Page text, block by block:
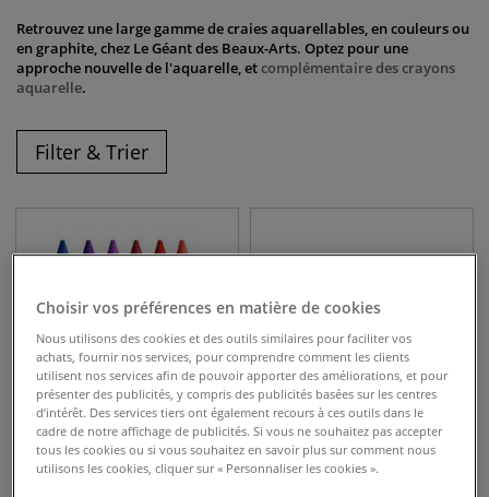
Retrouvez une large gamme de craies aquarellables, en couleurs ou
en graphite, chez Le Géant des Beaux-Arts. Optez pour une
approche nouvelle de l'aquarelle, etcomplémentaire des crayons
aquarelle.
Filter & Trier
86 couleurs
Craie aquarellable à la cire
5 sets
Coffret de craies
Choisir vos préférences en matière de cookies
Nous utilisons des cookies et des outils similaires pour faciliter vos
achats, fournir nos services, pour comprendre comment les clients
utilisent nos services afin de pouvoir apporter des améliorations, et pour
présenter des publicités, y compris des publicités basées sur les centres
d’intérêt. Des services tiers ont également recours à ces outils dans le
cadre de notre affichage de publicités. Si vous ne souhaitez pas accepter
tous les cookies ou si vous souhaitez en savoir plus sur comment nous
utilisons les cookies, cliquer sur « Personnaliser les cookies ».